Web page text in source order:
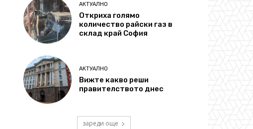
АКТУАЛНО
Откриха голямо
количество райски газ в
склад край София
АКТУАЛНО
Вижте какво реши
правителството днес
зареди още